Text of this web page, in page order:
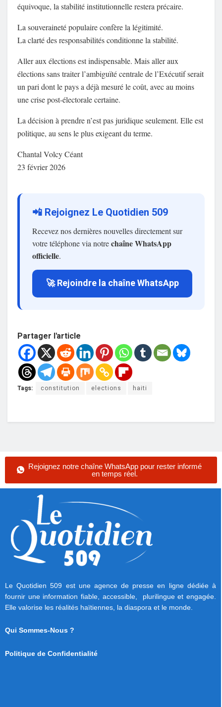
équivoque, la stabilité institutionnelle restera précaire.
La souveraineté populaire confère la légitimité.
La clarté des responsabilités conditionne la stabilité.
Aller aux élections est indispensable. Mais aller aux
élections sans traiter l’ambiguïté centrale de l’Exécutif serait
un pari dont le pays a déjà mesuré le coût, avec au moins
une crise post-électorale certaine.
La décision à prendre n’est pas juridique seulement. Elle est
politique, au sens le plus exigeant du terme.
Chantal Volcy Céant
23 février 2026
📲 Rejoignez Le Quotidien 509
Recevez nos dernières nouvelles directement sur
votre téléphone via notrechaîne WhatsApp
officielle.
🚀 Rejoindre la chaîne WhatsApp
Partager l'article
Tags: constitution elections haiti
Rejoignez notre chaîne WhatsApp pour rester informé
en temps réel.
Le Quotidien 509 est une agence de presse en ligne dédiée à
fournir une information fiable, accessible, plurilingue et engagée.
Elle valorise les réalités haïtiennes, la diaspora et le monde.
Qui Sommes-Nous ?
Politique de Confidentialité